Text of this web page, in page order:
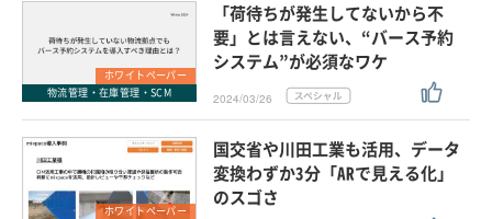
ホワイトペーパー
物流管理・在庫管理・SCM
「荷待ちが発生してないから不
要」とは言えない、“バース予約
システム”が必須なワケ
2024/03/26
ホワイトペーパー
国交省や川田工業も活用、データ
変換わずか3分「ARで見える化」
のスゴさ